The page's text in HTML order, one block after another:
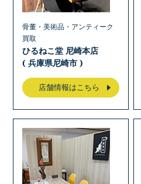
骨董・美術品・アンティーク
買取
ひるねこ堂 尼崎本店
( 兵庫県尼崎市 )
店舗情報はこちら